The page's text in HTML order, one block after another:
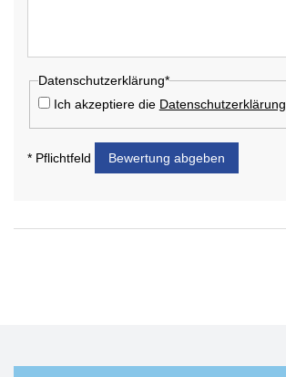
Datenschutzerklärung*
Ich akzeptiere die Datenschutzerklärung
* Pflichtfeld Bewertung abgeben